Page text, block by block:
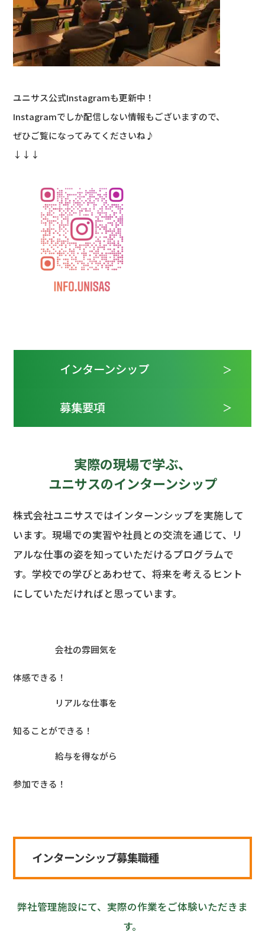
ユニサス公式Instagramも更新中！
Instagramでしか配信しない情報もございますので、
ぜひご覧になってみてくださいね♪
↓↓↓
インターンシップ
募集要項
実際の現場で学ぶ、
ユニサスのインターンシップ
株式会社ユニサスではインターンシップを実施して
います。 現場での実習や社員との交流を通じて、リ
アルな仕事の姿を知っていただけるプログラムで
す。 学校での学びとあわせて、将来を考えるヒント
にしていただければと思っています。
会社の雰囲気を
体感できる！
リアルな仕事を
知ることができる！
給与を得ながら
参加できる！
インターンシップ募集職種
弊社管理施設にて、実際の作業をご体験いただきま
す。